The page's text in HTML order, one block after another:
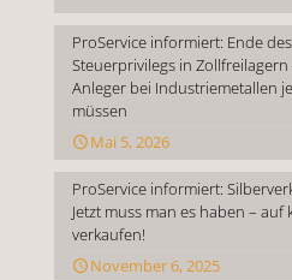
ProService informiert: Ende des
Steuerprivilegs in Zollfreilagern
Anleger bei Industriemetallen
müssen
Mai 5, 2026
ProService informiert:
Jetzt muss man es haben – auf
verkaufen!
November 6, 2025